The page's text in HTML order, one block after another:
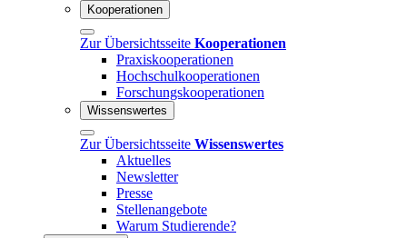
Kooperationen
Zur Übersichtsseite Kooperationen
Praxiskooperationen
Hochschulkooperationen
Forschungskooperationen
Wissenswertes
Zur Übersichtsseite Wissenswertes
Aktuelles
Newsletter
Presse
Stellenangebote
Warum Studierende?